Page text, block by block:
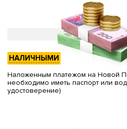
НАЛИЧНЫМИ
Наложенным платежом на Новой
необходимо иметь паспорт или
удостоверение)